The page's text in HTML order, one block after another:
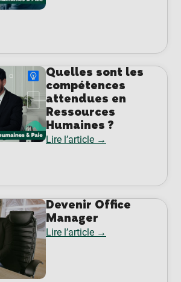
Quelles sont les
compétences
attendues en
Ressources
Humaines ?
Lire l’article →
Devenir Office
Manager
Lire l’article →